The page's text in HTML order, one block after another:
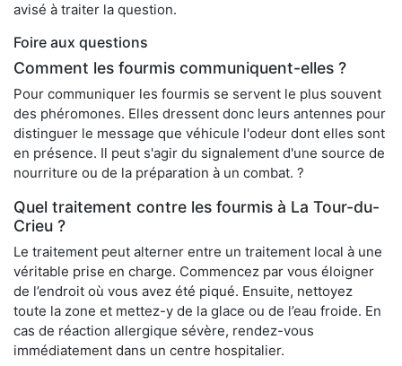
avisé à traiter la question.
Foire aux questions
Comment les fourmis communiquent-elles ?
Pour communiquer les fourmis se servent le plus souvent
des phéromones. Elles dressent donc leurs antennes pour
distinguer le message que véhicule l'odeur dont elles sont
en présence. Il peut s'agir du signalement d'une source de
nourriture ou de la préparation à un combat. ?
Quel traitement contre les fourmis à La Tour-du-
Crieu ?
Le traitement peut alterner entre un traitement local à une
véritable prise en charge. Commencez par vous éloigner
de l’endroit où vous avez été piqué. Ensuite, nettoyez
toute la zone et mettez-y de la glace ou de l’eau froide. En
cas de réaction allergique sévère, rendez-vous
immédiatement dans un centre hospitalier.